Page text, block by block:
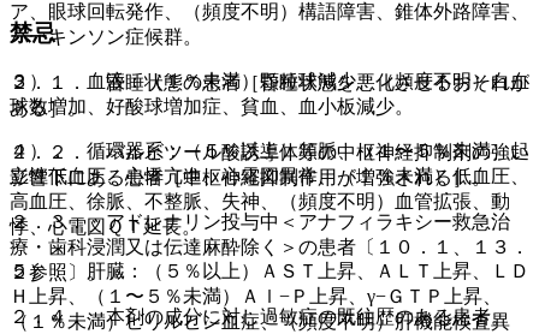
禁忌
２．１． 昏睡状態の患者［昏睡状態を悪化させるおそれが
ある］。
２．２． バルビツール酸誘導体等の中枢神経抑制剤の強い
影響下にある患者［中枢神経抑制作用が増強される］。
２．３． アドレナリン投与中＜アナフィラキシー救急治
療・歯科浸潤又は伝達麻酔除く＞の患者〔１０．１、１３．
２参照〕。
２．４． 本剤の成分に対し過敏症の既往歴のある患者。
ア、眼球回転発作、（頻度不明）構語障害、錐体外路障害、
パーキンソン症候群。
３）． 血液：（１％未満）顆粒球減少、（頻度不明）白血
球数増加、好酸球増加症、貧血、血小板減少。
４）． 循環器系：（５％以上）頻脈、（１〜５％未満）起
立性低血圧、心悸亢進、心電図異常、（１％未満）低血圧、
高血圧、徐脈、不整脈、失神、（頻度不明）血管拡張、動
悸、心電図ＱＴ延長。
５）． 肝臓：（５％以上）ＡＳＴ上昇、ＡＬＴ上昇、ＬＤ
Ｈ上昇、（１〜５％未満）Ａｌ−Ｐ上昇、γ−ＧＴＰ上昇、
（１％未満）ビリルビン血症、（頻度不明）肝機能検査異